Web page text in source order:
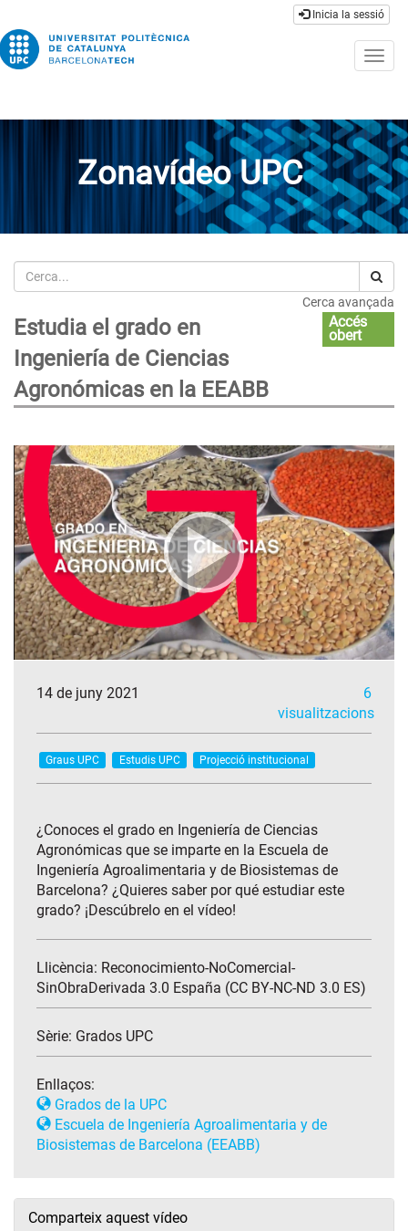
Inicia la sessió
Zonavídeo UPC
Cerca
Cerca avançada
Estudia el grado en
Ingeniería de Ciencias
Agronómicas en la EEABB
Accés
obert
14 de juny 2021
6
visualitzacions
Graus UPC Estudis UPC Projecció institucional
¿Conoces el grado en Ingeniería de Ciencias
Agronómicas que se imparte en la Escuela de
Ingeniería Agroalimentaria y de Biosistemas de
Barcelona? ¿Quieres saber por qué estudiar este
grado? ¡Descúbrelo en el vídeo!
Llicència: Reconocimiento-NoComercial-
SinObraDerivada 3.0 España (CC BY-NC-ND 3.0 ES)
Sèrie: Grados UPC
Enllaços:
Grados de la UPC
Escuela de Ingeniería Agroalimentaria y de
Biosistemas de Barcelona (EEABB)
Comparteix aquest vídeo